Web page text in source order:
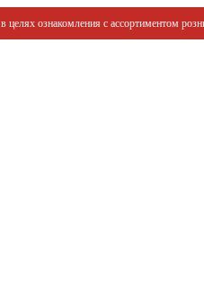
ознакомления с ассортиментом